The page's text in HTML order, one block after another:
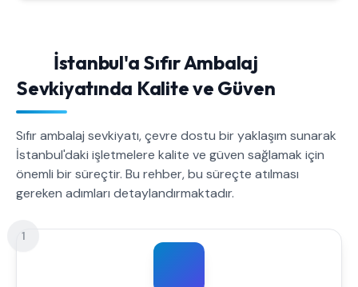
İstanbul'a Sıfır Ambalaj
Sevkiyatında Kalite ve Güven
Sıfır ambalaj sevkiyatı, çevre dostu bir yaklaşım sunarak
İstanbul'daki işletmelere kalite ve güven sağlamak için
önemli bir süreçtir. Bu rehber, bu süreçte atılması
gereken adımları detaylandırmaktadır.
1